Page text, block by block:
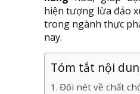
hiện tượng lừa đảo
trong ngành thực
nay.
Tóm tắt nội
Đôi nét về chất